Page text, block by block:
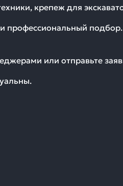
крепеж для
и профессиональный подбор.
или отправьте